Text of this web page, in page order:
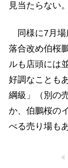
見当たらない。
同様に7月場
落合改め伯桜
ルも店頭には
好調なことも
綱級」（別の
か、伯鵬桜の
べる売り場も